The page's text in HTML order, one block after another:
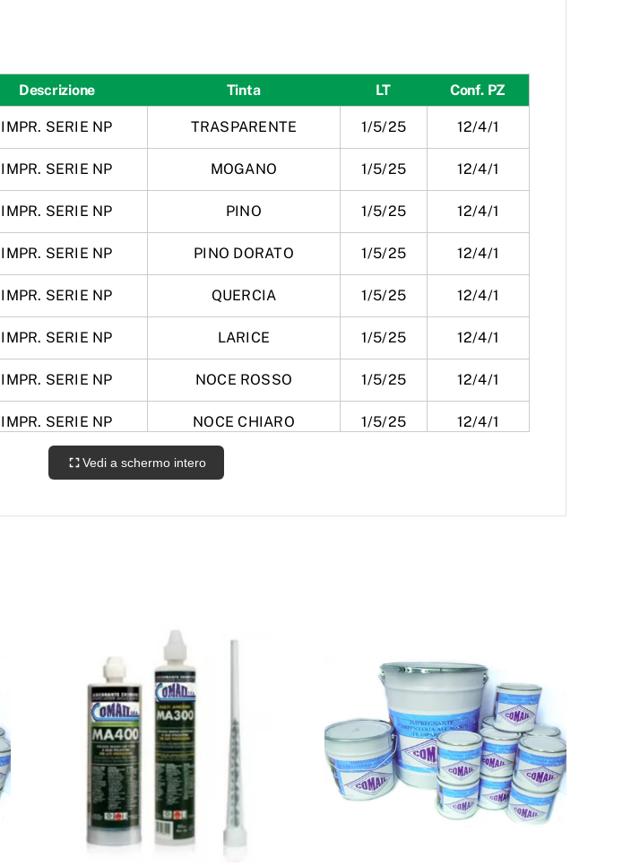
Descrizione Tinta LT Conf. PZ
IMPR. SERIE NP TRASPARENTE 1/5/25 12/4/1
IMPR. SERIE NP MOGANO 1/5/25 12/4/1
IMPR. SERIE NP PINO 1/5/25 12/4/1
IMPR. SERIE NP PINO DORATO 1/5/25 12/4/1
IMPR. SERIE NP QUERCIA 1/5/25 12/4/1
IMPR. SERIE NP LARICE 1/5/25 12/4/1
IMPR. SERIE NP NOCE ROSSO 1/5/25 12/4/1
IMPR. SERIE NP NOCE CHIARO 1/5/25 12/4/1
IMPR. SERIE NP NOCE BRUNO
IMPR. SERIE NP 1/5/25 12/4/1
IMPR. SERIE NP WENGE’ 1/5/25 12/4/1
IMPR. SERIE NP EBANO 1/5/25 12/4/1
IMPR. SERIE NP VERDE 1/5/25 12/4/1
IMPR. SERIE NP NOCE TEAK
Vedi a schermo intero